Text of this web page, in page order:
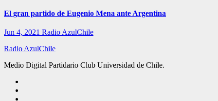
El gran partido de Eugenio Mena ante Argentina
Jun 4, 2021 Radio AzulChile
Radio AzulChile
Medio Digital Partidario Club Universidad de Chile.